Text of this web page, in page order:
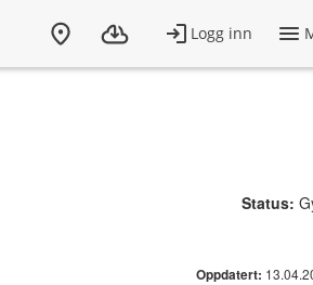
Status:
Oppdatert: